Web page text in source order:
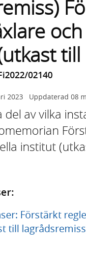
02140
2023 Uppdaterad 08
del av vilka
institut
Förstärkt
till